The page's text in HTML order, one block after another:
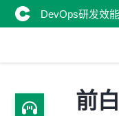
DevOps研发效能
前